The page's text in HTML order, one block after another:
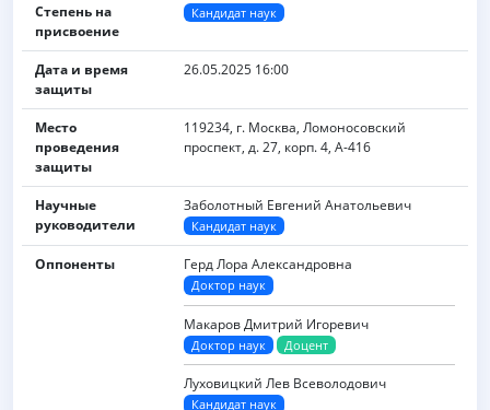
Степень на
присвоение
Кандидат наук
Дата и время
защиты
26.05.2025 16:00
Место
проведения
защиты
119234, г. Москва, Ломоносовский
проспект, д. 27, корп. 4, А-416
Научные
руководители
Заболотный Евгений Анатольевич
Кандидат наук
Оппоненты Герд Лора Александровна
Доктор наук
Макаров Дмитрий Игоревич
Доктор наук Доцент
Луховицкий Лев Всеволодович
Кандидат наук